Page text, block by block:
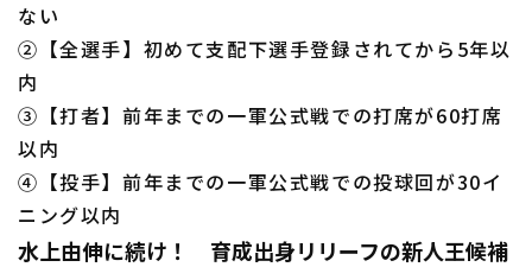
利用規約
ない
②【全選手】初めて支配下選手登録されてから5年以
内
③【打者】前年までの一軍公式戦での打席が60打席
以内
④【投手】前年までの一軍公式戦での投球回が30イ
ニング以内
水上由伸に続け！ 育成出身リリーフの新人王候補